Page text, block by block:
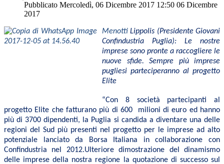
Pubblicato Mercoledì, 06 Dicembre 2017 12:50 06 Dicembre
2017
MenottiLippolis (Presidente Giovani
Confindustria Puglia): Le nostre
imprese sono pronte a raccogliere le
nuove sfide. Sempre più imprese
pugliesi parteciperanno al progetto
Elite
“Con 8 società partecipanti al
progetto Elite che fatturano più di 600 milioni di euro ed hanno
più di 3700 dipendenti, la Puglia si candida a diventare una delle
regioni del Sud più presenti nel progetto per le imprese ad alto
potenziale lanciato da Borsa Italiana in collaborazione con
Confindustria nel 2012.Ulteriore dimostrazione del dinamismo
delle imprese della nostra regione la quotazione di successo sul